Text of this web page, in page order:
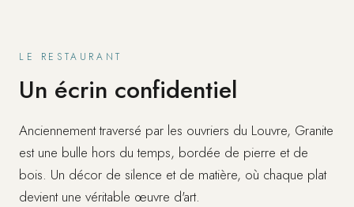
LE RESTAURANT
Un écrin confidentiel
Anciennement traversé par les ouvriers du Louvre, Granite
est une bulle hors du temps, bordée de pierre et de
bois. Un décor de silence et de matière, où chaque plat
devient une véritable œuvre d'art.